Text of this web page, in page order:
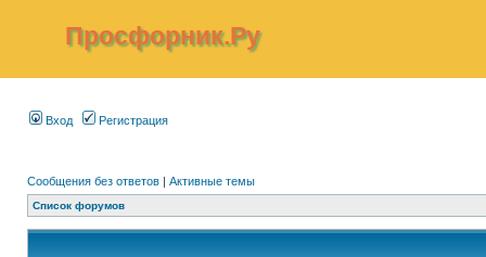
Просфорник.Ру
Вход Регистрация
Сообщения без ответов | Активные темы
Список форумов